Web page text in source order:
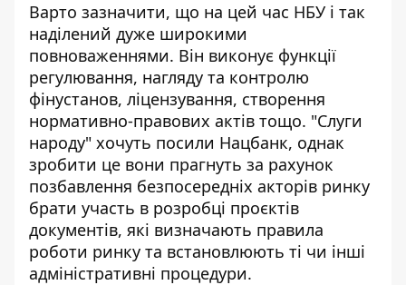
Варто зазначити, що на цей час НБУ і так
наділений дуже широкими
повноваженнями. Він виконує функції
регулювання, нагляду та контролю
фінустанов, ліцензування, створення
нормативно-правових актів тощо. "Слуги
народу" хочуть посили Нацбанк, однак
зробити це вони прагнуть за рахунок
позбавлення безпосередніх акторів ринку
брати участь в розробці проєктів
документів, які визначають правила
роботи ринку та встановлюють ті чи інші
адміністративні процедури.